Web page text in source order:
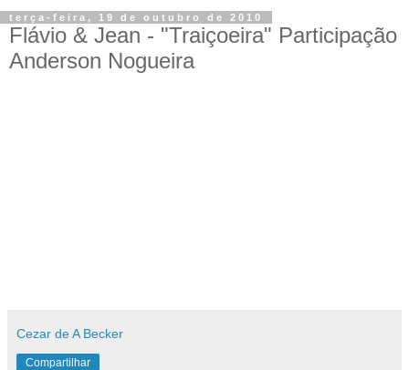
terça-feira, 19 de outubro de 2010
Flávio & Jean - "Traiçoeira" Participação
Anderson Nogueira
Cezar de A Becker
Compartilhar